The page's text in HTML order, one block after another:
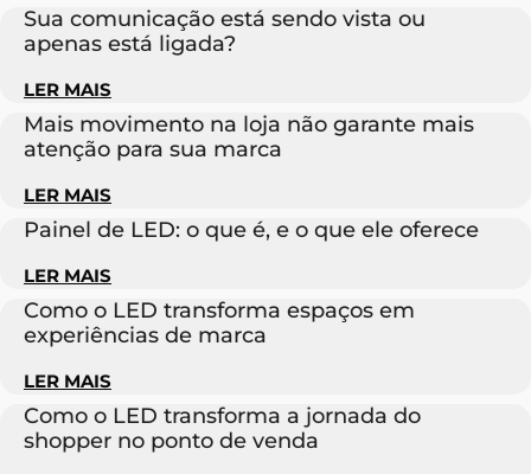
Sua comunicação está sendo vista ou
apenas está ligada?
LER MAIS
Mais movimento na loja não garante mais
atenção para sua marca
LER MAIS
Painel de LED: o que é, e o que ele oferece
LER MAIS
Como o LED transforma espaços em
experiências de marca
LER MAIS
Como o LED transforma a jornada do
shopper no ponto de venda